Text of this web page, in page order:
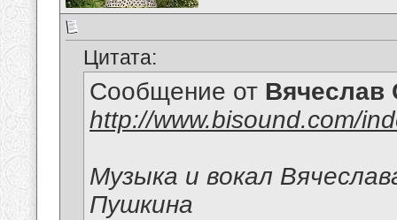
Цитата:
Сообщение от Вячеслав
http://www.bisound.com/
Музыка и вокал
Пушкина